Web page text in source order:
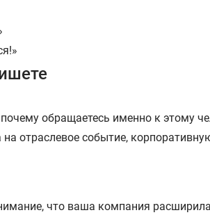
обращаетесь именно к этому
отраслевое событие,
что ваша компания